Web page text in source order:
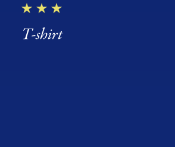
T-shirt